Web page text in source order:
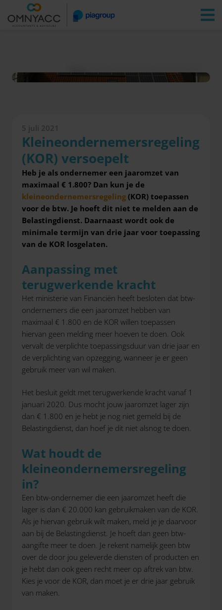
Vestigingen Zoeken
5 juli 2021
Kleineondernemersregeling
(KOR) versoepelt
Heb je als ondernemer een jaaromzet van
maximaal € 1.800? Dan kun je de
kleineondernemersregeling (KOR) toepassen
voor de btw. Je hoeft dit niet te melden aan de
Belastingdienst. Daarnaast wordt ook de
minimale termijn van drie jaar voor toepassing
van de KOR losgelaten.
Aanpassing met
terugwerkende kracht
Het ministerie van Financiën heeft besloten dat btw-
ondernemers die een jaaromzet hebben van
maximaal € 1.800 en de KOR willen toepassen
hiervan geen melding meer hoeven te doen. Ook
vervalt de verplichte toepassingsduur van drie jaar en
de verplichting van opzegging, wanneer je er geen
gebruik meer van wil maken.
Het besluit geldt met terugwerkende kracht vanaf 1
januari 2020. Dus mocht jouw jaaromzet lager zijn
dan € 1.800 en je hebt je nog niet gemeld bij de
Belastingdienst, dan hoef je dit niet alsnog te doen.
Wat houdt de
kleineondernemersregeling
in?
Een btw-ondernemer die een jaaromzet heeft die
lager is dan € 20.000 kan gebruikmaken van de KOR.
Als je hiervan gebruik wilt maken, meld je je daarvoor
aan bij de Belastingdienst. Je hoeft dan geen btw-
aangifte meer te doen. Je rekent namelijk geen btw
over de door jou geleverde diensten of producten en
je hebt dan ook geen recht meer op aftrek van btw.
Kies je voor de KOR, dan moet je er drie jaar gebruik
van maken.